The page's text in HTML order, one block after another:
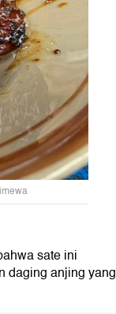
sate ini
daging anjing yang